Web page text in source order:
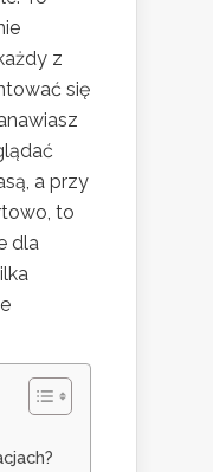
z
się
a przy
to
dla